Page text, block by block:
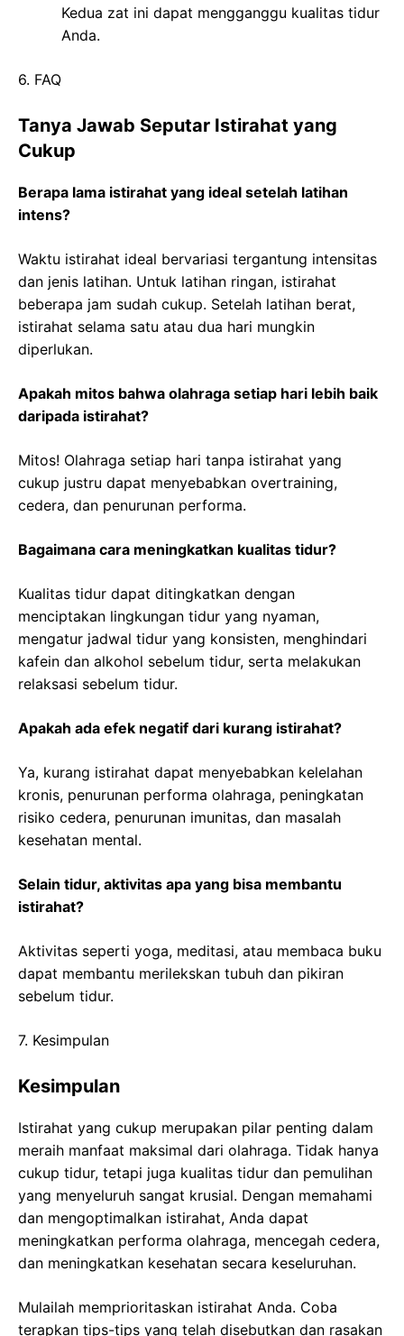
Kedua zat ini dapat mengganggu kualitas tidur
Anda.
6. FAQ
Tanya Jawab Seputar Istirahat yang
Cukup
Berapa lama istirahat yang ideal setelah latihan
intens?
Waktu istirahat ideal bervariasi tergantung intensitas
dan jenis latihan. Untuk latihan ringan, istirahat
beberapa jam sudah cukup. Setelah latihan berat,
istirahat selama satu atau dua hari mungkin
diperlukan.
Apakah mitos bahwa olahraga setiap hari lebih baik
daripada istirahat?
Mitos! Olahraga setiap hari tanpa istirahat yang
cukup justru dapat menyebabkan overtraining,
cedera, dan penurunan performa.
Bagaimana cara meningkatkan kualitas tidur?
Kualitas tidur dapat ditingkatkan dengan
menciptakan lingkungan tidur yang nyaman,
mengatur jadwal tidur yang konsisten, menghindari
kafein dan alkohol sebelum tidur, serta melakukan
relaksasi sebelum tidur.
Apakah ada efek negatif dari kurang istirahat?
Ya, kurang istirahat dapat menyebabkan kelelahan
kronis, penurunan performa olahraga, peningkatan
risiko cedera, penurunan imunitas, dan masalah
kesehatan mental.
Selain tidur, aktivitas apa yang bisa membantu
istirahat?
Aktivitas seperti yoga, meditasi, atau membaca buku
dapat membantu merilekskan tubuh dan pikiran
sebelum tidur.
7. Kesimpulan
Kesimpulan
Istirahat yang cukup merupakan pilar penting dalam
meraih manfaat maksimal dari olahraga. Tidak hanya
cukup tidur, tetapi juga kualitas tidur dan pemulihan
yang menyeluruh sangat krusial. Dengan memahami
dan mengoptimalkan istirahat, Anda dapat
meningkatkan performa olahraga, mencegah cedera,
dan meningkatkan kesehatan secara keseluruhan.
Mulailah memprioritaskan istirahat Anda. Coba
terapkan tips-tips yang telah disebutkan dan rasakan